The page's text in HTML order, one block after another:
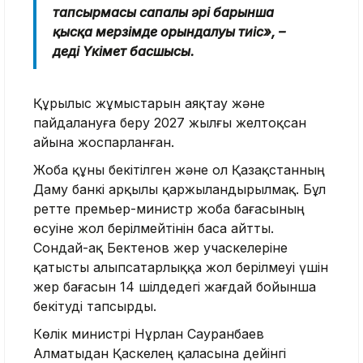
тапсырмасы сапалы әрі барынша
қысқа мерзімде орындалуы тиіс», –
деді Үкімет басшысы.
Құрылыс жұмыстарын аяқтау және
пайдалануға беру 2027 жылғы желтоқсан
айына жоспарланған.
Жоба құны бекітілген және ол Қазақстанның
Даму банкі арқылы қаржыландырылмақ. Бұл
ретте премьер-министр жоба бағасының
өсуіне жол берілмейтінін баса айтты.
Сондай-ақ Бектенов жер учаскелеріне
қатысты алыпсатарлыққа жол берілмеуі үшін
жер бағасын 14 шілдедегі жағдай бойынша
бекітуді тапсырды.
Көлік министрі Нұрлан Сауранбаев
Алматыдан Қаскелең қаласына дейінгі